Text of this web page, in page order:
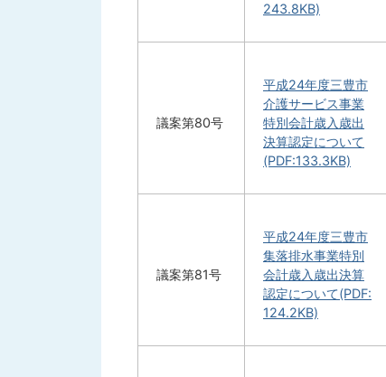
243.8KB)
議案第80号
平成24年度三豊市
介護サービス事業
特別会計歳入歳出
決算認定について
(PDF:133.3KB)
議案第81号
平成24年度三豊市
集落排水事業特別
会計歳入歳出決算
認定について(PDF:
124.2KB)